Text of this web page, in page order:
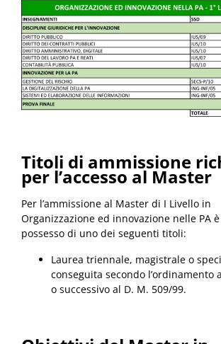
Titoli di ammissione
per l’accesso al Master
Per l’ammissione al Master di I Livello in
Organizzazione ed innovazione nelle PA
possesso di uno dei seguenti titoli:
Laurea triennale, magistrale o
conseguita secondo l’ordinamento
o successivo al D. M. 509/99.